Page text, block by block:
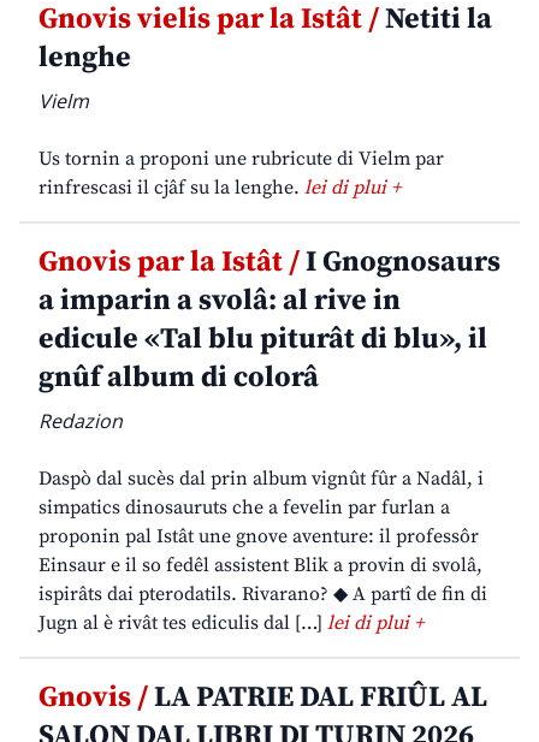
Gnovis vielis par la Istât /Netiti la
lenghe
Vielm
Us tornin a proponi une rubricute di Vielm par
rinfrescasi il cjâf su la lenghe. lei di plui +
Gnovis par la Istât /I Gnognosaurs
a imparin a svolâ: al rive in
edicule «Tal blu piturât di blu», il
gnûf album di colorâ
Redazion
Daspò dal sucès dal prin album vignût fûr a Nadâl, i
simpatics dinosauruts che a fevelin par furlan a
proponin pal Istât une gnove aventure: il professôr
Einsaur e il so fedêl assistent Blik a provin di svolâ,
ispirâts dai pterodatils. Rivarano? ◆ A partî de fin di
Jugn al è rivât tes ediculis dal […] lei di plui +
Gnovis /LA PATRIE DAL FRIÛL AL